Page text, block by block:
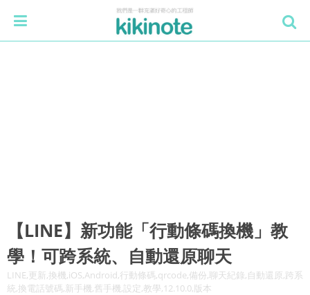
【LINE】新功能「行動條碼換機」教
學！可跨系統、自動還原聊天
LINE,更新,換機,iOS,Android,行動條碼,qrcode,備份,聊天紀錄,自動還原,跨系
統,換電話號碼,新手機,舊手機,設定,教學,12.10.0,版本